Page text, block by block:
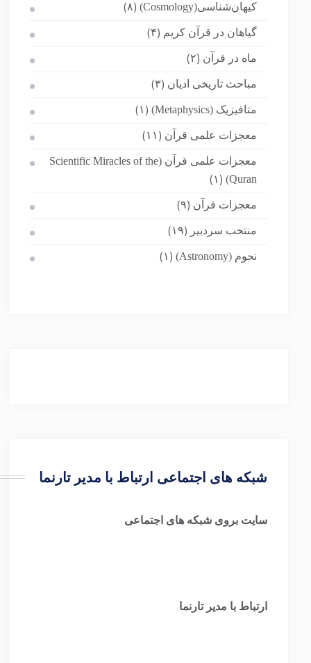
کیهان‌شناسی(Cosmology) (۸)
گیاهان در قرآن کریم (۴)
ماه در قرآن (۲)
مباحث تاریخی ادیان (۳)
متافیزیک (Metaphysics) (۱)
معجزات علمی قرآن (۱۱)
معجزات علمی قرآن (Scientific Miracles of the
Quran)
(۱)
معجزات قرآن (۹)
منتخب سردبیر (۱۹)
نجوم (Astronomy) (۱)
شبکه های اجتماعی ارتباط با مدیر تارنما
سایت بروی شبکه های اجتماعی
ارتباط با مدیر تارنما